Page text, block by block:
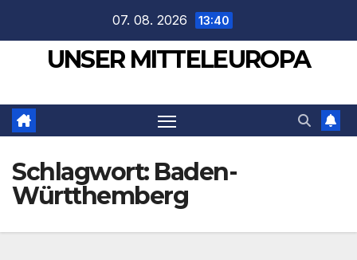
springen
07. 08. 2026 13:40
UNSER MITTELEUROPA
Schlagwort: Baden-
Württhemberg